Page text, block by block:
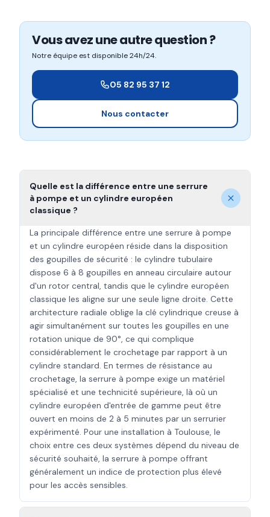
Vous avez une autre question ?
Notre équipe est disponible 24h/24.
05 82 95 37 12
Nous contacter
Quelle est la différence entre une serrure
à pompe et un cylindre européen
classique ?
La principale différence entre une serrure à pompe
et un cylindre européen réside dans la disposition
des goupilles de sécurité : le cylindre tubulaire
dispose 6 à 8 goupilles en anneau circulaire autour
d'un rotor central, tandis que le cylindre européen
classique les aligne sur une seule ligne droite. Cette
architecture radiale oblige la clé cylindrique creuse à
agir simultanément sur toutes les goupilles en une
rotation unique de 90°, ce qui complique
considérablement le crochetage par rapport à un
cylindre standard. En termes de résistance au
crochetage, la serrure à pompe exige un matériel
spécialisé et une technicité supérieure, là où un
cylindre européen d'entrée de gamme peut être
ouvert en moins de 2 à 5 minutes par un serrurier
expérimenté. Pour une installation à Toulouse, le
choix entre ces deux systèmes dépend du niveau de
sécurité souhaité, la serrure à pompe offrant
généralement un indice de protection plus élevé
pour les accès sensibles.